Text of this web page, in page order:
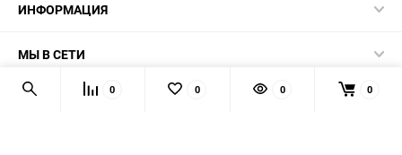
ИНФОРМАЦИЯ
МЫ В СЕТИ
КОНТАКТЫ
0 0 0 0